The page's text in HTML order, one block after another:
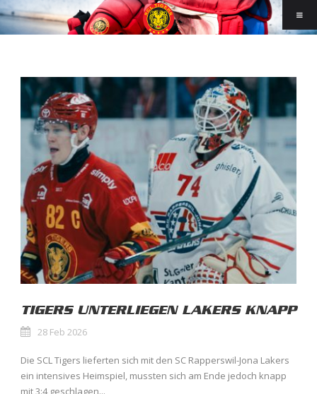
TIGERS UNTERLIEGEN LAKERS KNAPP
28 Feb 2026
Die SCL Tigers lieferten sich mit den SC Rapperswil-Jona Lakers
ein intensives Heimspiel, mussten sich am Ende jedoch knapp
mit 3:4 geschlagen...